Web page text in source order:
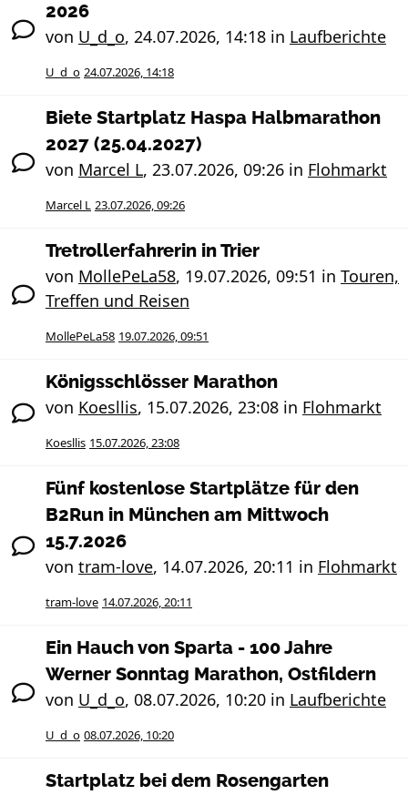
2026
von U_d_o, 24.07.2026, 14:18 in Laufberichte
U_d_o 24.07.2026, 14:18
Biete Startplatz Haspa Halbmarathon
2027 (25.04.2027)
von Marcel L, 23.07.2026, 09:26 in Flohmarkt
Marcel L 23.07.2026, 09:26
Tretrollerfahrerin in Trier
von MollePeLa58, 19.07.2026, 09:51 in Touren,
Treffen und Reisen
MollePeLa58 19.07.2026, 09:51
Königsschlösser Marathon
von Koesllis, 15.07.2026, 23:08 in Flohmarkt
Koesllis 15.07.2026, 23:08
Fünf kostenlose Startplätze für den
B2Run in München am Mittwoch
15.7.2026
von tram-love, 14.07.2026, 20:11 in Flohmarkt
tram-love 14.07.2026, 20:11
Ein Hauch von Sparta - 100 Jahre
Werner Sonntag Marathon, Ostfildern
von U_d_o, 08.07.2026, 10:20 in Laufberichte
U_d_o 08.07.2026, 10:20
Startplatz bei dem Rosengarten